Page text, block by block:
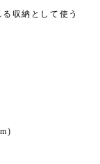
収納として使う